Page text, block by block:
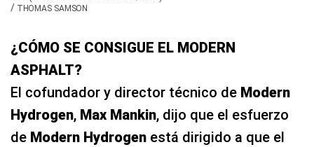
/ THOMAS SAMSON
¿CÓMO SE CONSIGUE EL MODERN
ASPHALT?
El cofundador y director técnico de Modern
Hydrogen, Max Mankin, dijo que el esfuerzo
de Modern Hydrogen está dirigido a que el